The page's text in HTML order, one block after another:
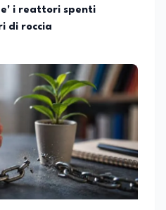
e a Buenos Aires su
dalla pedagogia
MISE, unisce visione
tecnologica
per il dialogo
la ricerca applicata.
i reattori spenti
di roccia